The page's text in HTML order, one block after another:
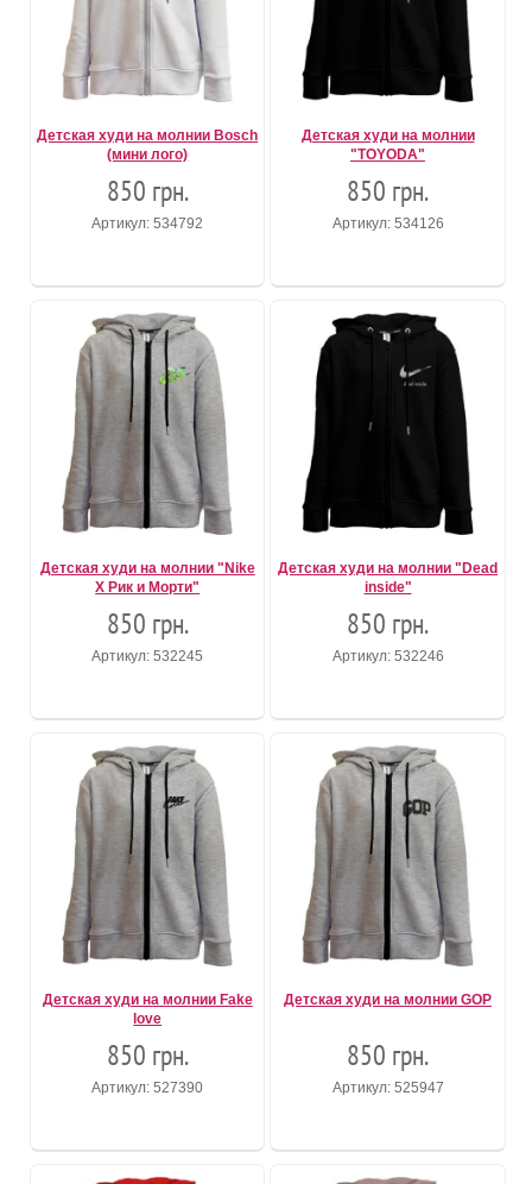
Детская худи на молнии Bosch
(мини лого)
850 грн.
Артикул: 534792
Детская худи на молнии
"TOYODA"
850 грн.
Артикул: 534126
Детская худи на молнии "Nike
X Рик и Морти"
850 грн.
Артикул: 532245
Детская худи на молнии "Dead
inside"
850 грн.
Артикул: 532246
Детская худи на молнии Fake
love
850 грн.
Артикул: 527390
Детская худи на молнии GOP
850 грн.
Артикул: 525947